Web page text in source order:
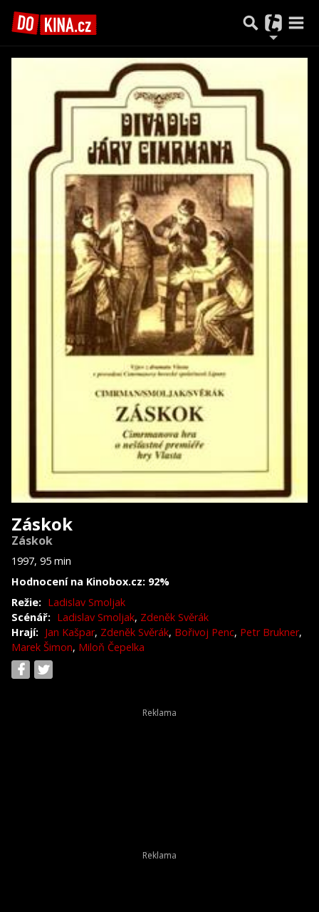
Záskok
Záskok
1997, 95 min
Hodnocení na Kinobox.cz: 92%
Režie: Ladislav Smoljak
Scénář: Ladislav Smoljak, Zdeněk Svěrák
Hrají: Jan Kašpar, Zdeněk Svěrák, Bořivoj Penc, Petr Brukner,
Marek Šimon, Miloň Čepelka